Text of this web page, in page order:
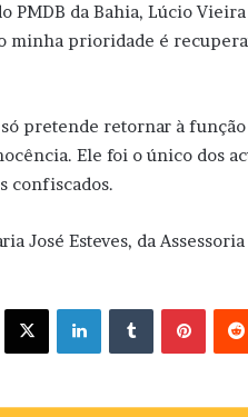
PMDB da Bahia, Lúcio
minha prioridade é
pretende retornar à
Ele foi o único dos
confiscados.
José Esteves, da
Facebook X Linkedin